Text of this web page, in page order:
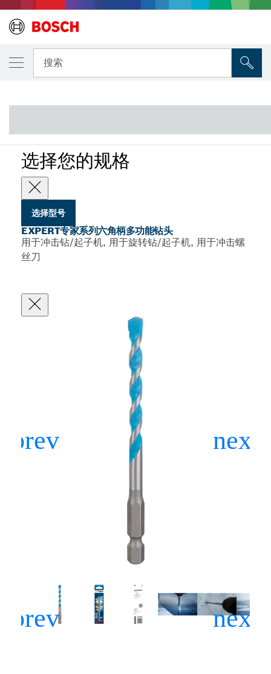
搜索
EXPERT
选择您的规格
选择型号
EXPERT专家系列六角柄多功能钻头
用于冲击钻/起子机, 用于旋转钻/起子机, 用于冲击螺
丝刀
您选择的型号
EXPERT专家系列六角柄多功能钻头